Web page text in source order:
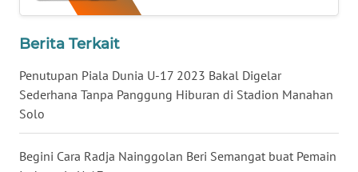
Berita Terkait
Penutupan Piala Dunia U-17 2023 Bakal Digelar
Sederhana Tanpa Panggung Hiburan di Stadion Manahan
Solo
Begini Cara Radja Nainggolan Beri Semangat buat Pemain
WN
NTB
WN
SULTENG
WN
SULBAR